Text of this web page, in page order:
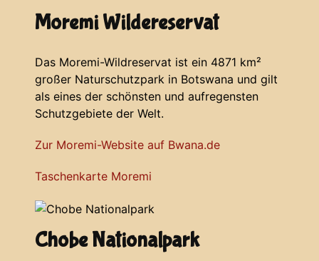
Moremi Wildereservat
Das Moremi-Wildreservat ist ein 4871 km²
großer Naturschutzpark in Botswana und gilt
als eines der schönsten und aufregensten
Schutzgebiete der Welt.
Zur Moremi-Website auf Bwana.de
Taschenkarte Moremi
Chobe Nationalpark